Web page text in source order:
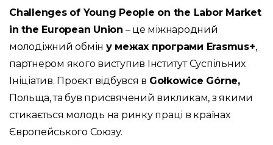
Challenges of Young People on the Labor Market
in the European Union – це міжнародний
молодіжний обмін у межах програми Erasmus+,
партнером якого виступив Інститут Суспільних
Ініціатив. Проєкт відбувся в Gołkowice Górne,
Польща, та був присвячений викликам, з якими
стикається молодь на ринку праці в країнах
Європейського Союзу.